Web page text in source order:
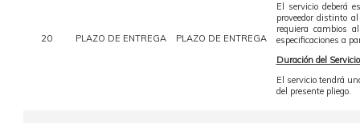
20 PLAZO DE ENTREGA PLAZO DE ENTREGA
El servicio deberá
proveedor distinto
requiera cambios
especificaciones a
Duración del
El servicio tendrá
del presente pliego.